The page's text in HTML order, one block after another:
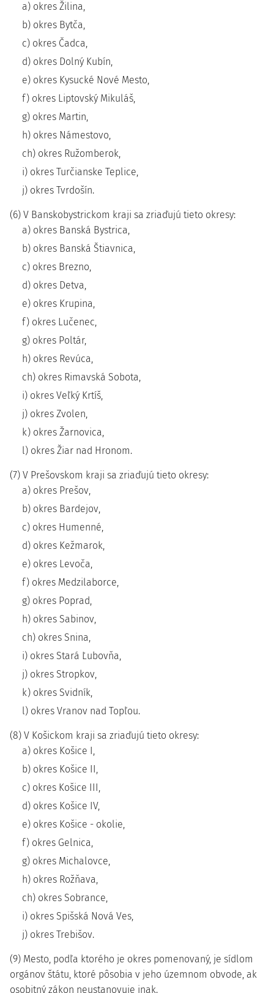
a) okres Žilina,
b) okres Bytča,
c) okres Čadca,
d) okres Dolný Kubín,
e) okres Kysucké Nové Mesto,
f) okres Liptovský Mikuláš,
g) okres Martin,
h) okres Námestovo,
ch) okres Ružomberok,
i) okres Turčianske Teplice,
j) okres Tvrdošín.
(6) V Banskobystrickom kraji sa zriaďujú tieto okresy:
a) okres Banská Bystrica,
b) okres Banská Štiavnica,
c) okres Brezno,
d) okres Detva,
e) okres Krupina,
f) okres Lučenec,
g) okres Poltár,
h) okres Revúca,
ch) okres Rimavská Sobota,
i) okres Veľký Krtíš,
j) okres Zvolen,
k) okres Žarnovica,
l) okres Žiar nad Hronom.
(7) V Prešovskom kraji sa zriaďujú tieto okresy:
a) okres Prešov,
b) okres Bardejov,
c) okres Humenné,
d) okres Kežmarok,
e) okres Levoča,
f) okres Medzilaborce,
g) okres Poprad,
h) okres Sabinov,
ch) okres Snina,
i) okres Stará Ľubovňa,
j) okres Stropkov,
k) okres Svidník,
l) okres Vranov nad Topľou.
(8) V Košickom kraji sa zriaďujú tieto okresy:
a) okres Košice I,
b) okres Košice II,
c) okres Košice III,
d) okres Košice IV,
e) okres Košice - okolie,
f) okres Gelnica,
g) okres Michalovce,
h) okres Rožňava,
ch) okres Sobrance,
i) okres Spišská Nová Ves,
j) okres Trebišov.
(9) Mesto, podľa ktorého je okres pomenovaný, je sídlom
orgánov štátu, ktoré pôsobia v jeho územnom obvode, ak
osobitný zákon neustanovuje inak.